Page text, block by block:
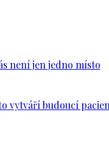
není jen jedno místo
vytváří budoucí